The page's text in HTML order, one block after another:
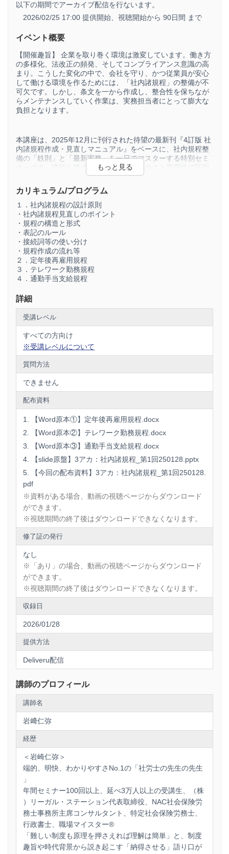
以下の期間でアーカイブ配信を行ないます。
2026/02/25 17:00 提供開始、 視聴開始から 90日間 まで
イベント概要
【開催趣旨】 企業を取り巻く環境は激変しています。働き方
の多様化、法改正の頻発、そしてコンプライアンス意識の高
まり。こうした変化の中で、会社を守り、かつ従業員が安心
して働ける環境を作るためには、「社内諸規程」の整備が不
可欠です。しかし、条文を一から作成し、整合性を保ちなが
らメンテナンスしていく作業は、実務担当者にとって膨大な
負担となります。
本講座は、2025年12月に刊行された待望の最新刊『4訂版 社
内諸規程作成・見直しマニュアル』をベースに、社内規程整
備の「鉄則」と「最新実務」を一日でマスターする特別セミ
ナーです。講師を務めるのは、分かりやすさと実用性で圧倒
的な支持を得る社会保険労務士・岩崎仁弥。「リスク回避型
就業規則」の提唱者であり、AI活用のパイオニアでもある講
師が、単なる条文解説にとどまらず、運用の勘所から最新の
作成テクニックまでを余すところなく公開します。
【本講座のポイント】
1. 社内諸規程の設計原則と「公用文作成の考え方」 規程はた
だ作ればよいというものではありません。組織の軸を定め、
読み手に正しく伝わるものでなければ意味がありません。本
講座では、規程の体系（レベル分け・グループ分け）の整理
から示された新しい「公用文作成の考え方」に基づく表記ル
ールまで、プロフェッショナルとして知っておくべき作成の
基礎を徹底解説します。曖昧な表現を排除し、法的効力を盤
石にするための「立法技術」を学びます。
2. 【重要】2025年4月対応「定年後再雇用規程」の急所 2025
年（令和7年）4月1日をもって、高年齢者雇用安定法の経過
者限定基準は廃止され、原則として希望者全員の65歳までの
雇用確保が完全義務化されます。本講座では、この法改正に
対応した規程見直しのポイントを解説。同一労働同一賃金へ
の対応、職務に応じた処遇設定（脱・年功序列）、無期転換
ルールの特例（第二種計画認定）の活用など、企業が直面す
3. トラブルを未然に防ぐ「テレワーク勤務規程」 コロナ禍を
経て定着したテレワークですが、労務管理上の課題は山積し
ています。在宅勤務時の費用負担（通信費・光熱費）、労働
時間の管理（中抜け時間の処理）、情報セキュリティ対策、
そしてテレワーク・ハラスメントの防止。これらを曖昧にし
たまま運用を続けることは大きなリスクです。本講座では、
最新のガイドラインと実務例に基づき、会社と従業員双方が
納得できるルールの落としどころを解説します。
4. 不正受給を許さない「通勤手当支給規程」 「通勤手当」は
賃金なのか実費弁償なのか。この法的性質の違いが、課税関
係や懲戒処分の有効性に大きく影響します。虚偽の経路申請
や、転居後の届出漏れによる不正受給トラブルなどの裁判例
を紐解きながら、リスクを排除するための規定整備と運用方
法を学びます。
5. 【特別ワーク】生成AI×モデル条文による「超」効率化作
成術 本講座の最大の目玉は、生成AIを活用した規程作成ワー
クです。書籍に掲載された信頼性の高い「モデル条文」をベ
情に合わせた条文案を瞬時に作成・修正するテクニックを実
し、専門家としての「判断」に注力する。生産性を100倍に
する次世代の業務スタイルをご体感ください。
※ワークは主に2月25日（水）に開催するパートⅡで行いま
帰っていただくための実践型セミナーです。経営者、人事労
務担当者、そして企業の規程整備を支援する社労士の先生方
のご参加をお待ちしております。
＜特典＞
セミナー参加者には次の特典があります。
・講師が用いたPowerPointスライドの提供
カリキュラム/プログラム
１．社内諸規程の設計原則
・社内諸規程見直しのポイント
・規程の構造と形式
・表記のルール
・接続詞等の使い分け
・規程作成の流れ等
２．定年後再雇用規程
３．テレワーク勤務規程
４．通勤手当支給規程
詳細
受講レベル
すべての方向け
※受講レベルについて
質問方法
できません
配布資料
【Word原本①】定年後再雇用規程.docx
【Word原本②】テレワーク勤務規程.docx
【Word原本③】通勤手当支給規程.docx
【slide原盤】3アカ：社内諸規程_第1回250128.pptx
【今回の配布資料】3アカ：社内諸規程_第1回250128.
pdf
※資料がある場合、動画の視聴ページからダウンロード
ができます。
※視聴期間の終了後はダウンロードできなくなります。
修了証の発行
なし
※「あり」の場合、動画の視聴ページからダウンロード
ができます。
※視聴期間の終了後はダウンロードできなくなります。
収録日
2026/01/28
提供方法
Deliveru配信
講師のプロフィール
講師名
岩﨑仁弥
経歴
＜岩崎仁弥＞
端的、明快、わかりやすさNo.1の「社労士の先生の先生
」
年間セミナー100回以上、延べ3万人以上の受講生、（株
）リーガル・ステーション代表取締役、NAC社会保険労
務士事務所主席コンサルタント、特定社会保険労務士、
行政書士、職場マイスター®
「難しい制度も原理を押さえれば理解は簡単」と、制度
趣旨や時代背景から説き起こす「納得させる」語り口が